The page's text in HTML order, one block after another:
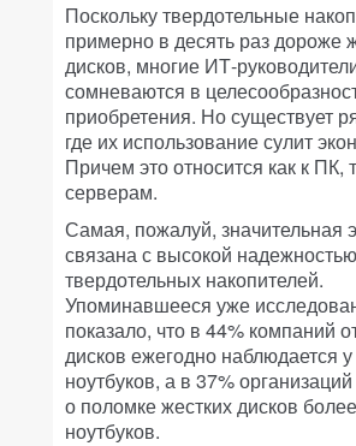
Поскольку твердотельные
примерно в десять раз дороже
дисков, многие ИТ-
сомневаются в
приобретения. Но существует
где их использование сулит
Причем это относится как к ПК,
серверам.
Самая, пожалуй, значительная
связана с высокой надежностью
твердотельных накопителей.
Упоминавшееся уже
показало, что в 44% компаний
дисков ежегодно наблюдается
ноутбуков, а в 37%
о поломке жестких дисков
ноутбуков.